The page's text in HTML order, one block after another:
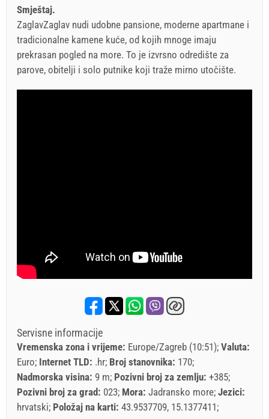
Smještaj.
ZaglavZaglav nudi udobne pansione, moderne apartmane i
tradicionalne kamene kuće, od kojih mnoge imaju
prekrasan pogled na more. To je izvrsno odredište za
parove, obitelji i solo putnike koji traže mirno utočište.
Servisne informacije
Vremenska zona i vrijeme: Europe/Zagreb (10:51) Valuta:
Euro Internet TLD: .hr Broj stanovnika: 170
Nadmorska visina: 9 m Pozivni broj za zemlju: +385
Pozivni broj za grad: 023 Mora: Jadransko more Jezici:
hrvatski Položaj na karti: 43.9537709, 15.1377411